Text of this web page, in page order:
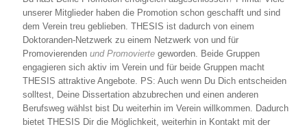
unserer Mitglieder haben die Promotion schon geschafft und sind
dem Verein treu geblieben. THESIS ist dadurch von einem
Doktoranden-Netzwerk zu einem Netzwerk von und für
Promovierenden und Promovierte geworden. Beide Gruppen
engagieren sich aktiv im Verein und für beide Gruppen macht
THESIS attraktive Angebote. PS: Auch wenn Du Dich entscheiden
solltest, Deine Dissertation abzubrechen und einen anderen
Berufsweg wählst bist Du weiterhin im Verein willkommen. Dadurch
bietet THESIS Dir die Möglichkeit, weiterhin in Kontakt mit der